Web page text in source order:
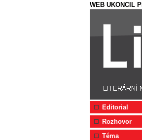
WEB UKONCIL
Editorial
Rozhovor
Téma